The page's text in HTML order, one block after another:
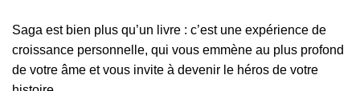
Saga est bien plus qu’un livre : c’est une expérience de
croissance personnelle, qui vous emmène au plus profond
de votre âme et vous invite à devenir le héros de votre